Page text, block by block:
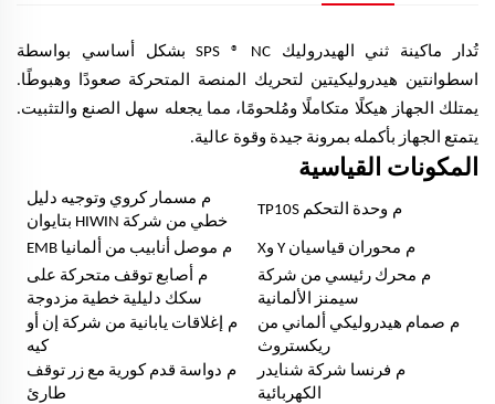
تُدار ماكينة ثني الهيدروليك SPS ® NC بشكل أساسي بواسطة
اسطوانتين هيدروليكيتين لتحريك المنصة المتحركة صعودًا وهبوطًا.
يمتلك الجهاز هيكلًا متكاملًا ومُلحومًا، مما يجعله سهل الصنع والتثبيت.
يتمتع الجهاز بأكمله بمرونة جيدة وقوة عالية.
المكونات القياسية
م وحدة التحكم TP10S
م مسمار كروي وتوجيه دليل
خطي من شركة HIWIN بتايوان
م محوران قياسيان Y وX م موصل أنابيب من ألمانيا EMB
م محرك رئيسي من شركة
سيمنز الألمانية
م
أصابع توقف متحركة على
سكك دليلية خطية مزدوجة
م صمام هيدروليكي ألماني من
ريكستروث
م إغلاقات يابانية من شركة إن أو
كيه
م فرنسا شركة شنايدر
الكهربائية
م دواسة قدم كورية مع زر توقف
طارئ